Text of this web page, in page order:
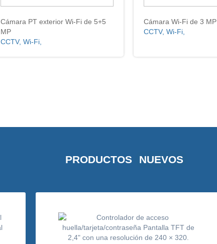
Cámara PT exterior Wi-Fi de 5+5
MP
CCTV, Wi-Fi,
Cámara Wi-Fi de 3 MP
CCTV, Wi-Fi,
PRODUCTOS NUEVOS